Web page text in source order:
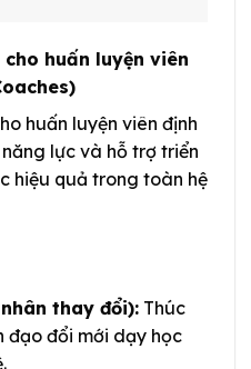
huấn luyện viên
huấn luyện viên định
lực và hỗ trợ triển
hiệu quả trong toàn hệ
thay đổi):Thúc
đạo đổi mới dạy học